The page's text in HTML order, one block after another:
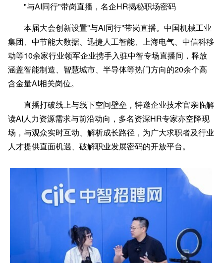
"与AI同行"带岗直播，名企HR揭秘职场密码
本届大会创新设置"与AI同行"带岗直播。中国机械工业
集团、中节能大数据、迅捷人工智能、上海电气、中信科移
动等10余家行业领军企业携手入驻中智专场直播间，释放
涵盖智能制造、智慧城市、半导体等热门方向的20余个高
含金量AI相关岗位。
直播打破线上与线下空间壁垒，特邀企业技术官亲临解
读AI人力资源需求与前沿动向，多名资深HR专家亦空降现
场，与观众实时互动、解析成长路径，为广大求职者及行业
人才提供直面机遇、破解职业发展密码的开放平台。